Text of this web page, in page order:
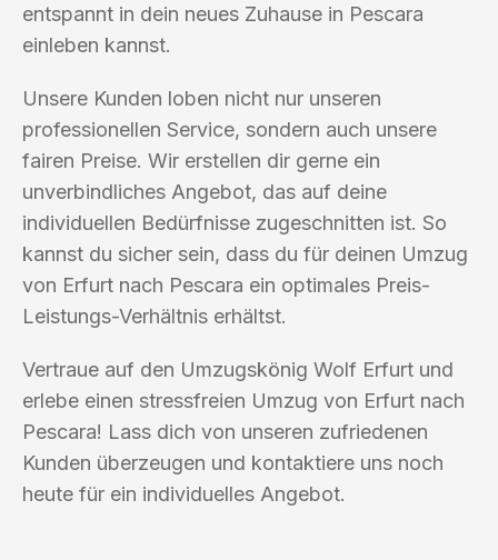
entspannt in dein neues Zuhause in Pescara
einleben kannst.
Unsere Kunden loben nicht nur unseren
professionellen Service, sondern auch unsere
fairen Preise. Wir erstellen dir gerne ein
unverbindliches Angebot, das auf deine
individuellen Bedürfnisse zugeschnitten ist. So
kannst du sicher sein, dass du für deinen Umzug
von Erfurt nach Pescara ein optimales Preis-
Leistungs-Verhältnis erhältst.
Vertraue auf den Umzugskönig Wolf Erfurt und
erlebe einen stressfreien Umzug von Erfurt nach
Pescara! Lass dich von unseren zufriedenen
Kunden überzeugen und kontaktiere uns noch
heute für ein individuelles Angebot.